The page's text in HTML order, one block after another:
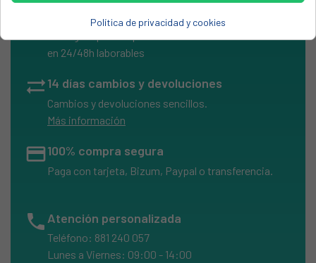
Envíos Express
en 24/48h laborables
sync_alt14 días cambios y devoluciones
Cambios y devoluciones sencillos.
Más información
credit_card100% compra segura
Paga con tarjeta, Bizum, Paypal o transferencia.
phone Atención personalizada
Teléfono: 881 240 057
Lunes a Viernes: 09:00 - 14:00
Política de privacidad y cookies